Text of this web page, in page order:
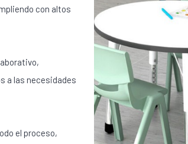
con altos
a las necesidades
el proceso,